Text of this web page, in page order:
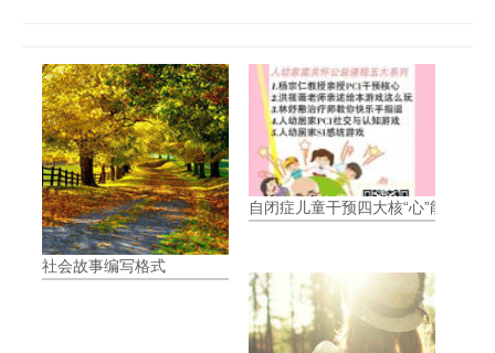
社会故事编写格式
自闭症儿童干预四大核“心”能力-视